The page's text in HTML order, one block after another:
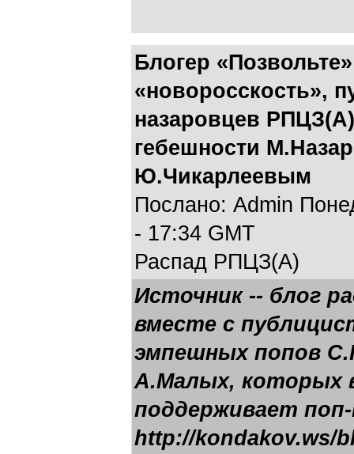
Блогер
«новоросскость»,
назаровцев
гебешности
Ю.Чикарлеевым
Послано: Admin
- 17:34 GMT
Распад РПЦЗ(А)
Источник -- блог
вместе с
эмпешных попов
А.Малых, которых
поддерживает
http://kondakov.ws/